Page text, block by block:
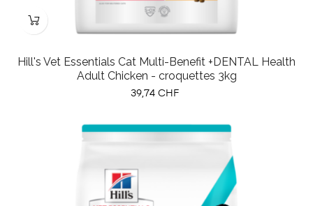
Hill's Vet Essentials Cat Multi-Benefit +DENTAL Health
Adult Chicken - croquettes 3kg
Prix
39,74 CHF